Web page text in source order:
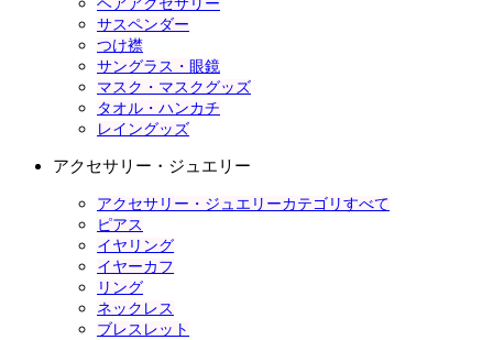
ヘアアクセサリー
サスペンダー
つけ襟
サングラス・眼鏡
マスク・マスクグッズ
タオル・ハンカチ
レイングッズ
アクセサリー・ジュエリー
アクセサリー・ジュエリーカテゴリすべて
ピアス
イヤリング
イヤーカフ
リング
ネックレス
ブレスレット